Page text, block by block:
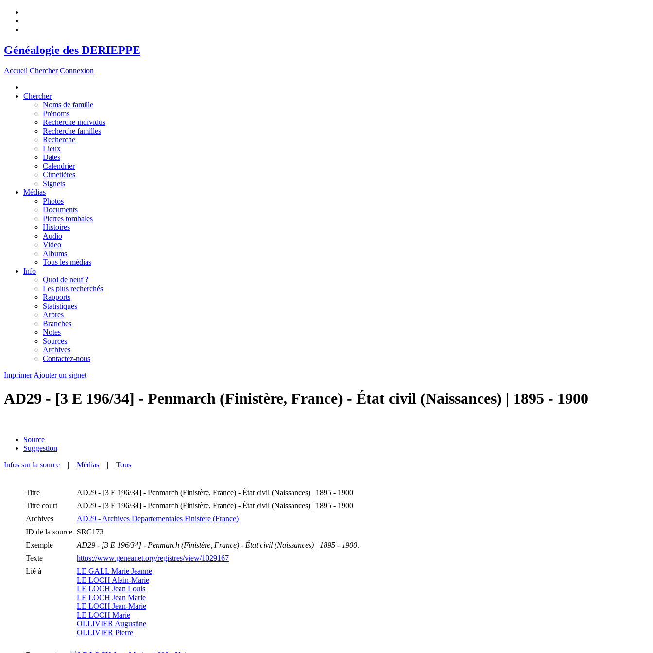
Généalogie des DERIEPPE
Accueil Chercher Connexion
Chercher
Noms de famille
Prénoms
Recherche individus
Recherche familles
Recherche
Lieux
Dates
Calendrier
Cimetières
Signets
Médias
Photos
Documents
Pierres tombales
Histoires
Audio
Video
Albums
Tous les médias
Info
Quoi de neuf ?
Les plus recherchés
Rapports
Statistiques
Arbres
Branches
Notes
Sources
Archives
Contactez-nous
Imprimer Ajouter un signet
AD29 - [3 E 196/34] - Penmarch (Finistère, France) - État civil (Naissances) | 1895 - 1900
Source
Suggestion
Infos sur la source | Médias | Tous
Titre
AD29 - [3 E 196/34] - Penmarch (Finistère, France) - État civil (Naissances) | 1895 - 1900
Titre court
AD29 - [3 E 196/34] - Penmarch (Finistère, France) - État civil (Naissances) | 1895 - 1900
Archives
AD29 - Archives Départementales Finistère (France)
ID de la source SRC173
Exemple
AD29 - [3 E 196/34] - Penmarch (Finistère, France) - État civil (Naissances) | 1895 - 1900.
Texte
https://www.geneanet.org/registres/view/1029167
Lié à
LE GALL Marie Jeanne
LE LOCH Alain-Marie
LE LOCH Jean Louis
LE LOCH Jean Marie
LE LOCH Jean-Marie
LE LOCH Marie
OLLIVIER Augustine
OLLIVIER Pierre